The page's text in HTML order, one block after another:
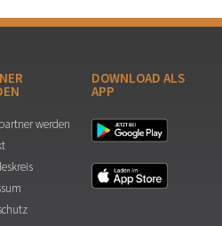
werden
DOWNLOAD ALS
APP